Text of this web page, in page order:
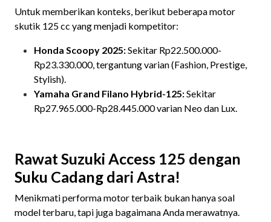
Untuk memberikan konteks, berikut beberapa motor
skutik 125 cc yang menjadi kompetitor:
Honda Scoopy 2025:Sekitar Rp22.500.000-
Rp23.330.000, tergantung varian (Fashion, Prestige,
Stylish).
Yamaha Grand Filano Hybrid-125:Sekitar
Rp27.965.000-Rp28.445.000 varian Neo dan Lux.
Rawat Suzuki Access 125 dengan
Suku Cadang dari Astra!
Menikmati performa motor terbaik bukan hanya soal
model terbaru, tapi juga bagaimana Anda merawatnya.